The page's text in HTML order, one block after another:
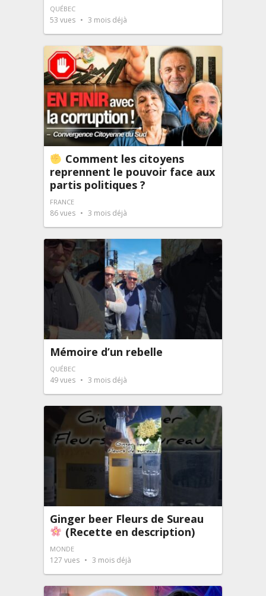
QUÉBEC
53 vues 3 mois déjà
Comment les citoyens
reprennent le pouvoir face aux
partis politiques ?
FRANCE
86vues 3 mois déjà
Mémoire d’un rebelle
QUÉBEC
49vues 3 mois déjà
Ginger beer Fleurs de Sureau
(Recette en description)
MONDE
127 vues 3 mois déjà